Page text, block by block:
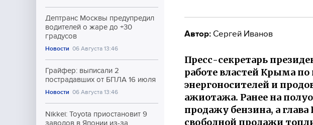
Дептранс Москвы предупредил
водителей о жаре до +30
градусов
Новости 06 Августа 13:46
Грайфер: выписали 2
пострадавших от БПЛА 16 июля
Новости 06 Августа 13:46
Nikkei: Toyota приостановит 9
заводов в Японии из-за
Автор: Сергей Иванов
Пресс-секретарь
работе властей Крыма
энергоносителей и
ажиотажа. Ранее на
продажу бензина, а
свободной продажи